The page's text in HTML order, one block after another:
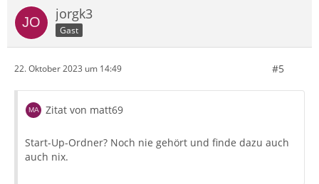
jorgk3
Gast
22. Oktober 2023 um 14:49 #5
Zitat von matt69
Start-Up-Ordner? Noch nie gehört und finde dazu auch
auch nix.